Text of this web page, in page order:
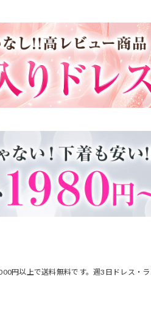
円以上で送料無料です。週3日ドレス・